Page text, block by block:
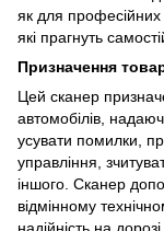
як для професійних
які прагнуть
Призначення
Цей сканер
автомобілів,
усувати помилки,
управління,
іншого. Сканер
відмінному